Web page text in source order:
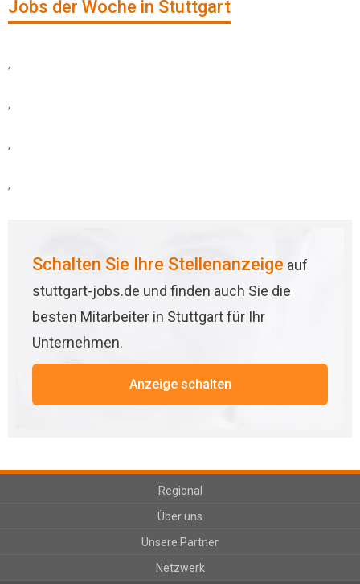
Jobs der Woche in Stuttgart
,
,
,
,
Schalten Sie Ihre Stellenanzeige auf
stuttgart-jobs.de und finden auch Sie die
besten Mitarbeiter in Stuttgart für Ihr
Unternehmen.
Anzeige schalten
Regional
Über uns
Unsere Partner
Netzwerk